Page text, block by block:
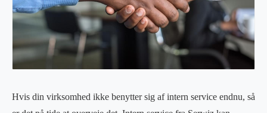
Hvis din virksomhed ikke benytter sig af intern service endnu, så